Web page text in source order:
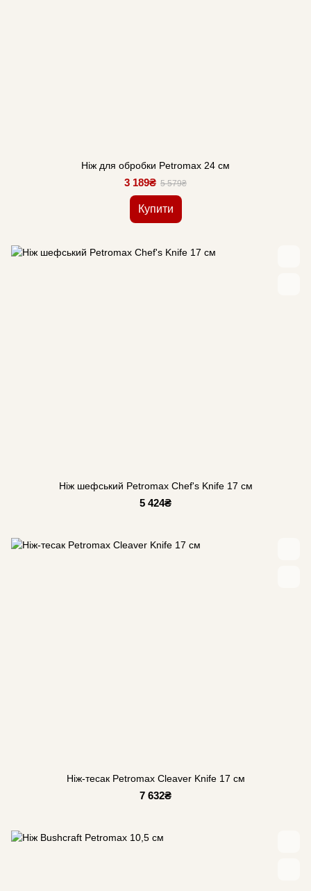
Ніж для обробки Petromax 24 см
3 189₴ 5 579₴
Купити
Ніж шефський Petromax Chef's Knife 17 см
5 424₴
Ніж-тесак Petromax Cleaver Knife 17 см
7 632₴